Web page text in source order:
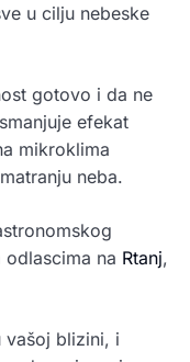
u cilju nebeske
gotovo i da ne
efekat
mikroklima
neba.
na Rtanj,
vašoj blizini, i